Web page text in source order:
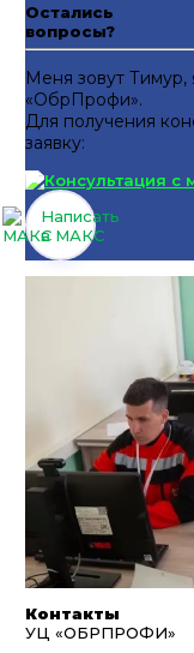
Остались
вопросы?
Меня зовут
«ОбрПрофи».
Для получения
заявку:
Написать
в МАКС
Контакты
УЦ «ОБРПРОФИ»